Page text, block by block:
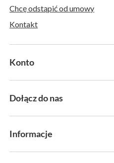
Chcę odstąpić od umowy
Kontakt
Konto
Dołącz do nas
Informacje